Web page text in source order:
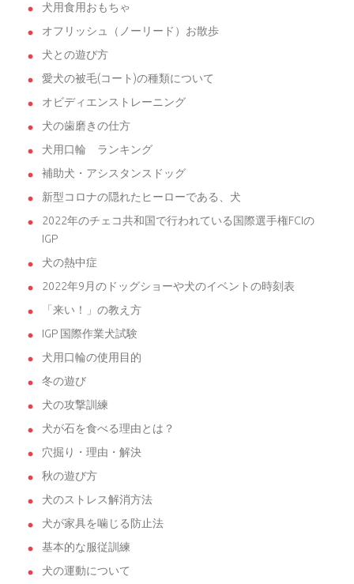
犬用食用おもちゃ
オフリッシュ（ノーリード）お散歩
犬との遊び方
愛犬の被毛(コート)の種類について
オビディエンストレーニング
犬の歯磨きの仕方
犬用口輪 ランキング
補助犬・アシスタンスドッグ
新型コロナの隠れたヒーローである、犬
2022年のチェコ共和国で行われている国際選手権FCIの
IGP
犬の熱中症
2022年9月のドッグショーや犬のイベントの時刻表
「来い！」の教え方
IGP 国際作業犬試験
犬用口輪の使用目的
冬の遊び
犬の攻撃訓練
犬が石を食べる理由とは？
穴掘り・理由・解決
秋の遊び方
犬のストレス解消方法
犬が家具を噛じる防止法
基本的な服従訓練
犬の運動について